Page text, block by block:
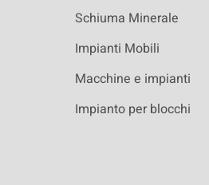
Schiuma Minerale
Impianti Mobili
Macchine e impianti
Impianto per blocchi